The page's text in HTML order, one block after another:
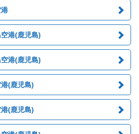
港(鹿児島)
港(鹿児島)
(鹿児島)
(鹿児島)